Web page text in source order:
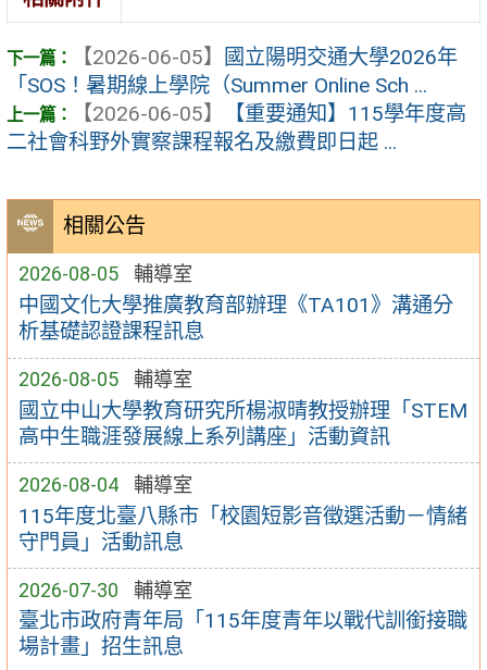
相關公告
2026-08-05 輔導室
中國文化大學推廣教育部辦理《TA101》溝通分
析基礎認證課程訊息
2026-08-05 輔導室
國立中山大學教育研究所楊淑晴教授辦理「STEM
高中生職涯發展線上系列講座」活動資訊
2026-08-04 輔導室
115年度北臺八縣市「校園短影音徵選活動－情緒
守門員」活動訊息
2026-07-30 輔導室
臺北市政府青年局「115年度青年以戰代訓銜接職
場計畫」招生訊息
【2026-06-05】
國立陽明交通大學2026年
「SOS！暑期線上學院（Summer Online Sch ...
【2026-06-05】
【重要通知】115學年度高
二社會科野外實察課程報名及繳費即日起 ...